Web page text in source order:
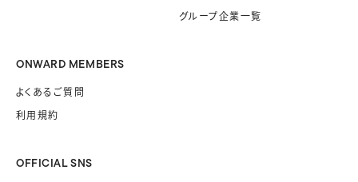
グループ企業一覧
ONWARD MEMBERS
よくあるご質問
利用規約
OFFICIAL SNS